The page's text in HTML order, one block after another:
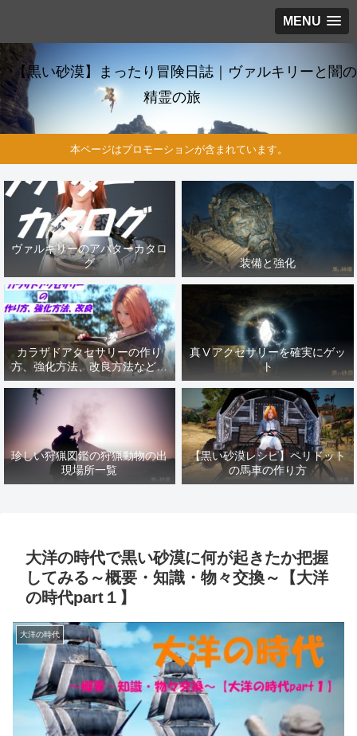
MENU
【黒い砂漠】まったり冒険日誌｜ヴァルキリーと闇の
精霊の旅
本ページはプロモーションが含まれています。
ヴァルキリーのアバターカタロ
グ
装備と強化
カラザドアクセサリーの作り
方、強化方法、改良方法などま
とめ【黒い砂漠冒険日誌１４１
真Ⅴアクセサリーを確実にゲッ
ト
珍しい狩猟図鑑の狩猟動物の出
現場所一覧
【黒い砂漠レシピ】ペリドット
の馬車の作り方
大洋の時代で黒い砂漠に何が起きたか把握
してみる～概要・知識・物々交換～【大洋
の時代part１】
大洋の時代